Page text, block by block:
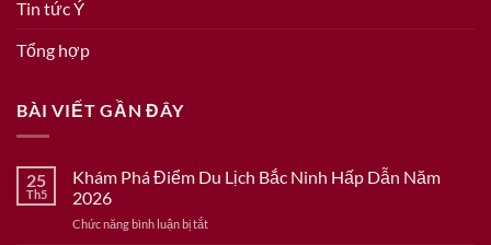
Tin tức Ý
Tổng hợp
BÀI VIẾT GẦN ĐÂY
25
Th5
Khám Phá Điểm Du Lịch Bắc Ninh Hấp Dẫn Năm
2026
Chức năng bình luận bị tắtở